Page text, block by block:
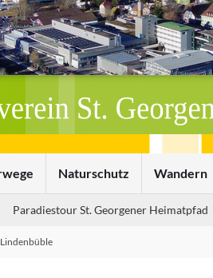
Naturschutz Wandern
Paradiestour St. Georgener Heimatpfad